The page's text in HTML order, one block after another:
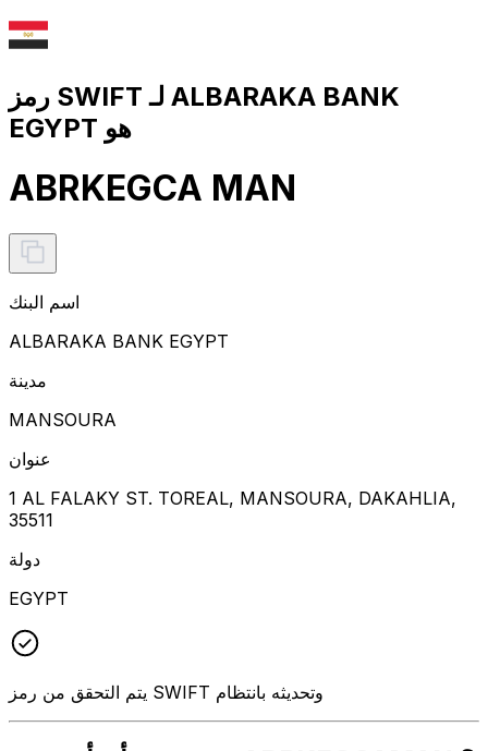
رمز SWIFT لـ ALBARAKA BANK
EGYPT هو
ABRKEGCA MAN
اسم البنك
ALBARAKA BANK EGYPT
مدينة
MANSOURA
عنوان
1 AL FALAKY ST. TOREAL, MANSOURA, DAKAHLIA,
35511
دولة
EGYPT
يتم التحقق من رمز SWIFT وتحديثه بانتظام